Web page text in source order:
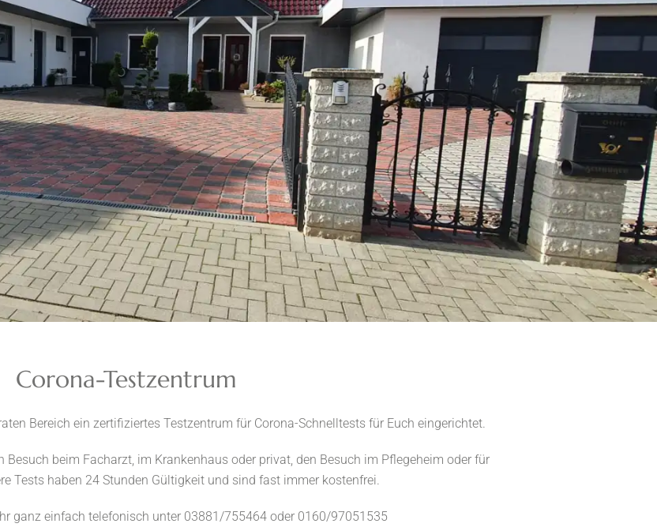
Corona-Testzentrum
Bereich ein zertifiziertes Testzentrum für Corona-Schnelltests für Euch eingerichtet.
Besuch beim Facharzt, im Krankenhaus oder privat, den Besuch im Pflegeheim oder für
Tests haben 24 Stunden Gültigkeit und sind fast immer kostenfrei.
ganz einfach telefonisch unter 03881/755464 oder 0160/97051535